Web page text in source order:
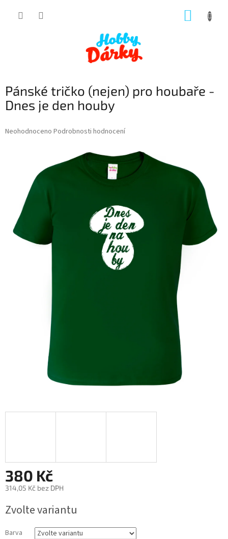
Pánské tričko (nejen) pro houbaře -
Dnes je den houby
Průměrné
hvězdiček.
Neohodnoceno Podrobnosti hodnocení
380 Kč
314,05 Kč bez DPH
cena:
Zvolte variantu
Barva